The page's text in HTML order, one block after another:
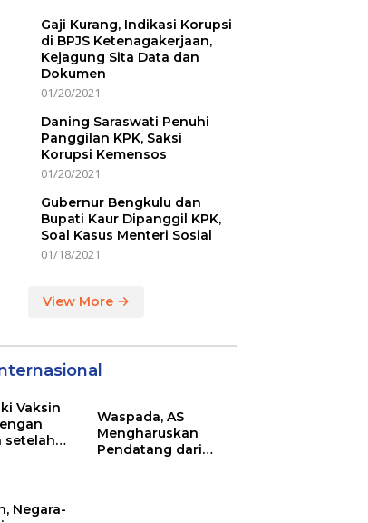
Gaji Kurang, Indikasi Korupsi
di BPJS Ketenagakerjaan,
Kejagung Sita Data dan
Dokumen
01/20/2021
Daning Saraswati Penuhi
Panggilan KPK, Saksi
Korupsi Kemensos
01/20/2021
Gubernur Bengkulu dan
Bupati Kaur Dipanggil KPK,
Soal Kasus Menteri Sosial
01/18/2021
View More
Vaksin
setelah
Waspada, AS
Mengharuskan
Pendatang dari
Negara-